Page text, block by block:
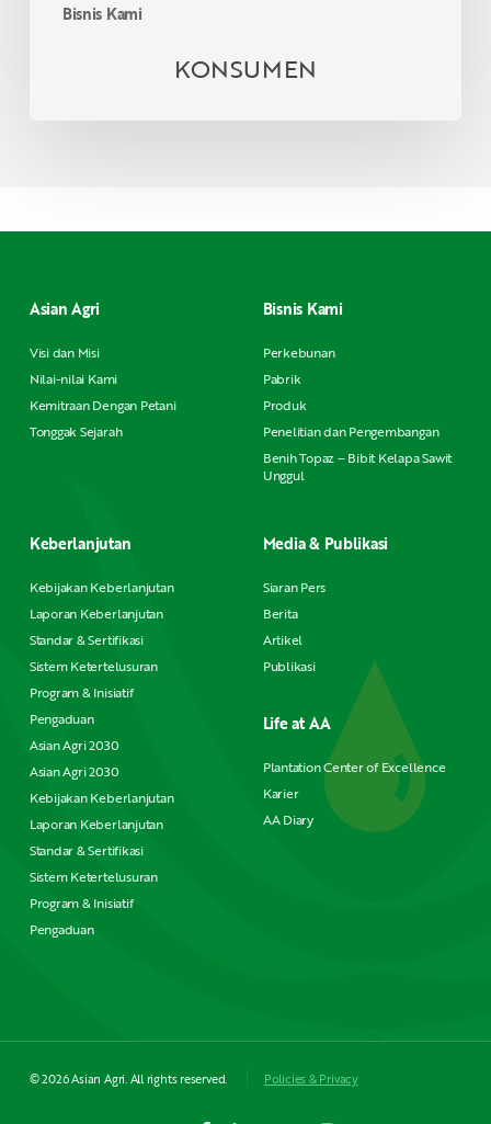
Bisnis Kami
KONSUMEN
Asian Agri
Visi dan Misi
Nilai-nilai Kami
Kemitraan Dengan Petani
Tonggak Sejarah
Bisnis Kami
Perkebunan
Pabrik
Produk
Penelitian dan Pengembangan
Benih Topaz – Bibit Kelapa Sawit
Unggul
Keberlanjutan
Kebijakan Keberlanjutan
Laporan Keberlanjutan
Standar & Sertifikasi
Sistem Ketertelusuran
Program & Inisiatif
Pengaduan
Asian Agri 2030
Asian Agri 2030
Kebijakan Keberlanjutan
Laporan Keberlanjutan
Standar & Sertifikasi
Sistem Ketertelusuran
Program & Inisiatif
Pengaduan
Media & Publikasi
Siaran Pers
Berita
Artikel
Publikasi
Life at AA
Plantation Center of Excellence
Karier
AA Diary
© 2026 Asian Agri. All rights reserved. Policies & Privacy